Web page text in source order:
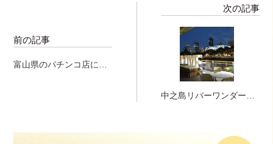
前の記事
富山県のパチンコ店に
次の記事
中之島リバーワンダーラ